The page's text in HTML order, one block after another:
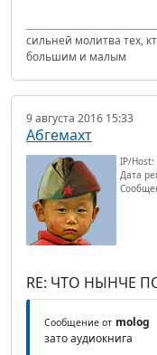
сильней молитва тех,
большим и малым
9 августа 2016 15:33
Абгемахт
IP/Host:
Дата
RE: ЧТО НЫНЧЕ
Сообщение от molog
зато аудиокнига